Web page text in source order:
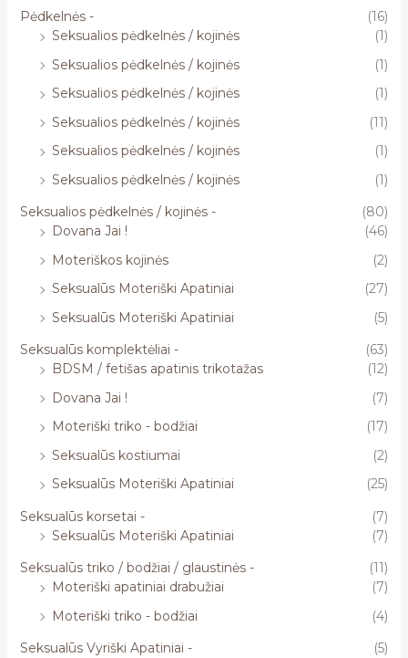
Pėdkelnės -
(16)
Seksualios pėdkelnės / kojinės
(1)
Seksualios pėdkelnės / kojinės
(1)
Seksualios pėdkelnės / kojinės
(1)
Seksualios pėdkelnės / kojinės
(11)
Seksualios pėdkelnės / kojinės
(1)
Seksualios pėdkelnės / kojinės
(1)
Seksualios pėdkelnės / kojinės -
(80)
Dovana Jai !
(46)
Moteriškos kojinės
(2)
Seksualūs Moteriški Apatiniai
(27)
Seksualūs Moteriški Apatiniai
(5)
Seksualūs komplektėliai -
(63)
BDSM / fetišas apatinis trikotažas
(12)
Dovana Jai !
(7)
Moteriški triko - bodžiai
(17)
Seksualūs kostiumai
(2)
Seksualūs Moteriški Apatiniai
(25)
Seksualūs korsetai -
(7)
Seksualūs Moteriški Apatiniai
(7)
Seksualūs triko / bodžiai / glaustinės -
(11)
Moteriški apatiniai drabužiai
(7)
Moteriški triko - bodžiai
(4)
Seksualūs Vyriški Apatiniai -
(5)